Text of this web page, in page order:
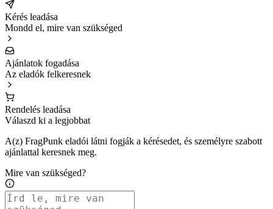
Kérés leadása
Mondd el, mire van szükséged
Ajánlatok fogadása
Az eladók felkeresnek
Rendelés leadása
Válaszd ki a legjobbat
A(z) FragPunk eladói látni fogják a kérésedet, és személyre szabott
ajánlattal keresnek meg.
Mire van szükséged?